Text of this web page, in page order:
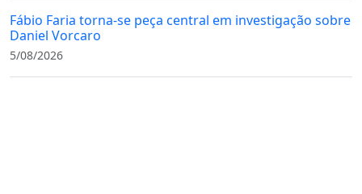
Fábio Faria torna-se peça central em investigação sobre
Daniel Vorcaro
5/08/2026